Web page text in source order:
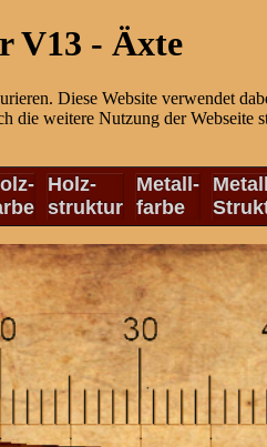
V13 - Äxte
Diese Website verwendet
die weitere Nutzung der
Holz-
struktur
Metall-
farbe